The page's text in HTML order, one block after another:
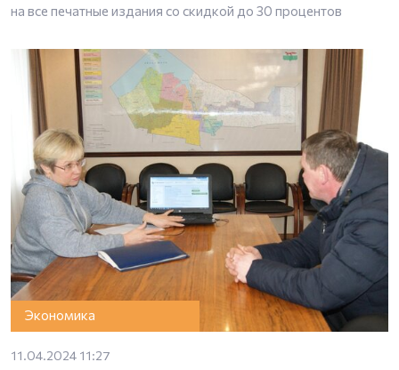
на все печатные издания со скидкой до 30 процентов
Экономика
11.04.2024 11:27